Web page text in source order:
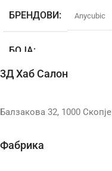
БРЕНДОВИ Anycubic
БОЈА
Gray
3Д Хаб Салон
Балзакова 32, 1000 Скопје
Фабрика